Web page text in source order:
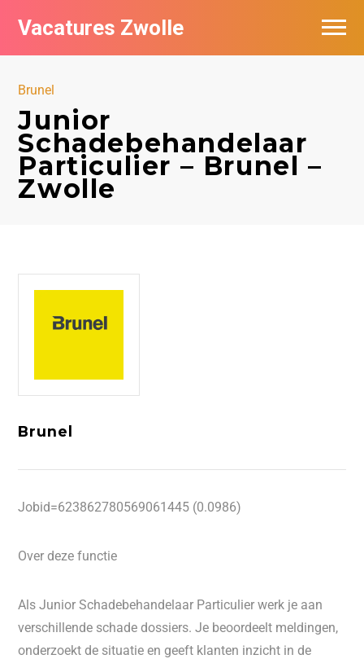
Vacatures Zwolle
Brunel
Junior
Schadebehandelaar
Particulier – Brunel –
Zwolle
Brunel
Jobid=623862780569061445 (0.0986)
Over deze functie
Als Junior Schadebehandelaar Particulier werk je aan
verschillende schade dossiers. Je beoordeelt meldingen,
onderzoekt de situatie en geeft klanten inzicht in de
Vacatures per bedrijf
Nieuwsbrief feed